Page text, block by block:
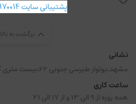
برگشت به بالا
نشانی
مشهد،بولوار طبرسی جنوبی 62،بیست متری کافی،کافی 10 پلاک 4 واحد 2
ساعت کاری
همه روزه از 9 الی 13 و از 17 الی 21
پشتیبانی سایت 09390970014